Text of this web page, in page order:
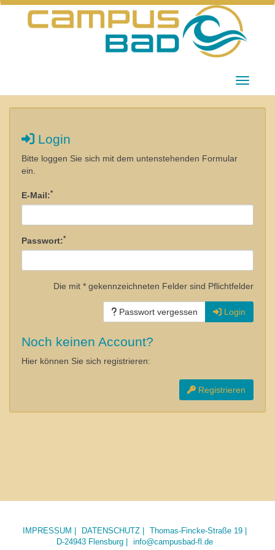
Menü
Login
Bitte loggen Sie sich mit dem untenstehenden Formular
ein.
E-Mail:*
Passwort:*
Die mit * gekennzeichneten Felder sind Pflichtfelder
Passwort vergessen Login
Noch keinen Account?
Hier können Sie sich registrieren:
Registrieren
IMPRESSUM DATENSCHUTZ
Thomas-Fincke-Straße 19
D-24943 Flensburg
info@campusbad-fl.de